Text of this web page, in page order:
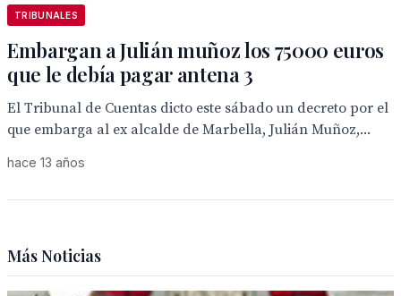
TRIBUNALES
Embargan a Julián muñoz los 75000 euros
que le debía pagar antena 3
El Tribunal de Cuentas dicto este sábado un decreto por el
que embarga al ex alcalde de Marbella, Julián Muñoz,...
hace 13 años
Más Noticias